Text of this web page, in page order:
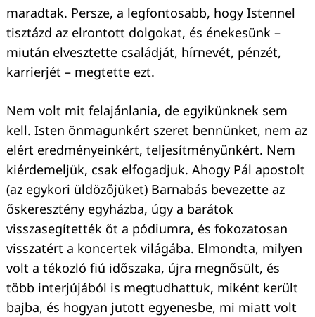
maradtak. Persze, a legfontosabb, hogy Istennel
tisztázd az elrontott dolgokat, és énekesünk –
miután elvesztette családját, hírnevét, pénzét,
karrierjét – megtette ezt.
Nem volt mit felajánlania, de egyikünknek sem
kell. Isten önmagunkért szeret bennünket, nem az
elért eredményeinkért, teljesítményünkért. Nem
kiérdemeljük, csak elfogadjuk. Ahogy Pál apostolt
(az egykori üldözőjüket) Barnabás bevezette az
őskeresztény egyházba, úgy a barátok
visszasegítették őt a pódiumra, és fokozatosan
visszatért a koncertek világába. Elmondta, milyen
volt a tékozló fiú időszaka, újra megnősült, és
több interjújából is megtudhattuk, miként került
bajba, és hogyan jutott egyenesbe, mi miatt volt